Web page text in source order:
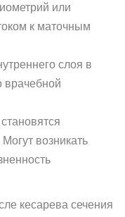
или
к маточным
слоя в
врачебной
возникать
кесарева сечения